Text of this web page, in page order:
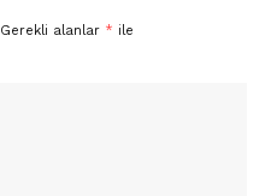
Gerekli alanlar * ile